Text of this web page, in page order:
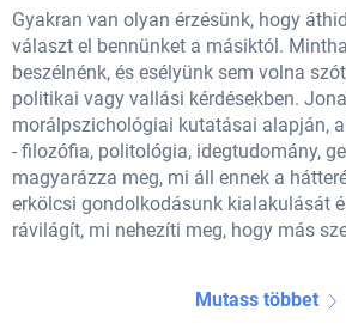
Gyakran van olyan érzésünk, hogy
választ el bennünket a másiktól.
beszélnénk, és esélyünk sem volna
politikai vagy vallási kérdésekben.
morálpszichológiai kutatásai alapján,
- filozófia, politológia, idegtudomány,
magyarázza meg, mi áll ennek a
erkölcsi gondolkodásunk kialakulását
rávilágít, mi nehezíti meg, hogy más
Mutass többet